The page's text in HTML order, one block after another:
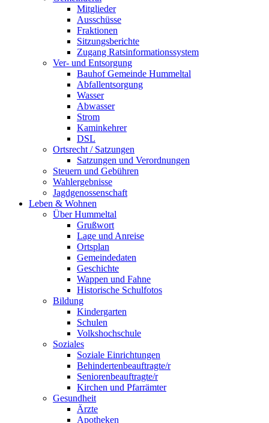
Mitglieder
Ausschüsse
Fraktionen
Sitzungsberichte
Zugang Ratsinformationssystem
Ver- und Entsorgung
Bauhof Gemeinde Hummeltal
Abfallentsorgung
Wasser
Abwasser
Strom
Kaminkehrer
DSL
Ortsrecht / Satzungen
Satzungen und Verordnungen
Steuern und Gebühren
Wahlergebnisse
Jagdgenossenschaft
Leben & Wohnen
Über Hummeltal
Grußwort
Lage und Anreise
Ortsplan
Gemeindedaten
Geschichte
Wappen und Fahne
Historische Schulfotos
Bildung
Kindergarten
Schulen
Volkshochschule
Soziales
Soziale Einrichtungen
Behindertenbeauftragte/r
Seniorenbeauftragte/r
Kirchen und Pfarrämter
Gesundheit
Ärzte
Apotheken